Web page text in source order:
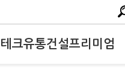
테크유통건설프리미엄